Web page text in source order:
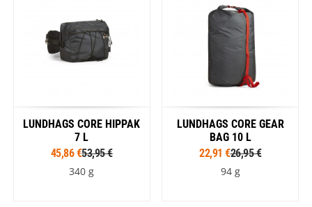
LUNDHAGS CORE HIPPAK
7 L
45,86 €53,95 €
340 g
LUNDHAGS CORE GEAR
BAG 10 L
22,91 €26,95 €
94 g